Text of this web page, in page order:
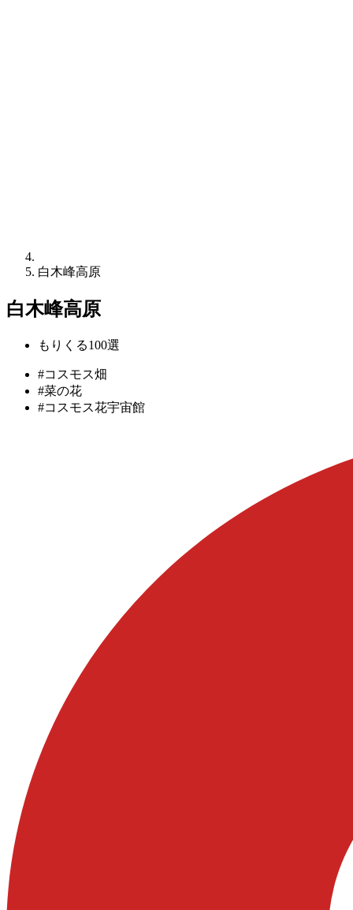
白木峰高原
白木峰高原
もりくる100選
#コスモス畑
#菜の花
#コスモス花宇宙館